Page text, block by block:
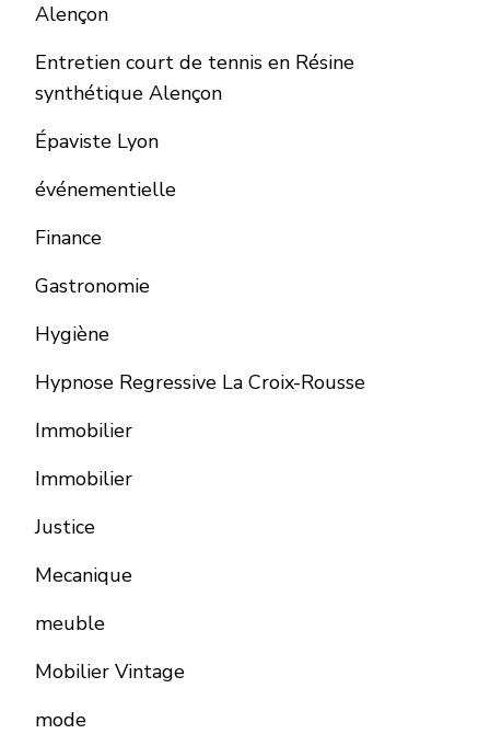
Alençon
Entretien court de tennis en Résine
synthétique Alençon
Épaviste Lyon
événementielle
Finance
Gastronomie
Hygiène
Hypnose Regressive La Croix-Rousse
Immobilier
Immobilier
Justice
Mecanique
meuble
Mobilier Vintage
mode